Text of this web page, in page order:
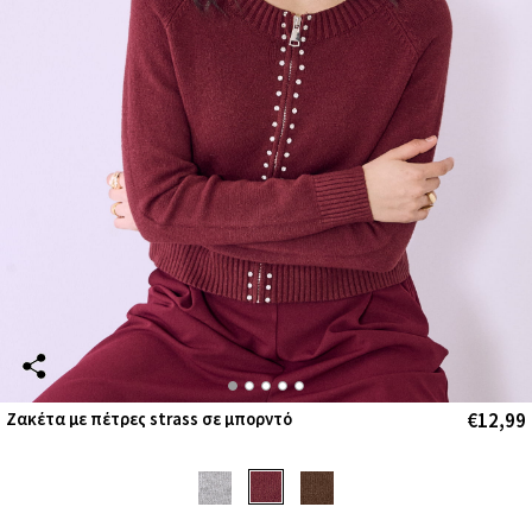
Ζακέτα με πέτρες strass σε μπορντό €12,99